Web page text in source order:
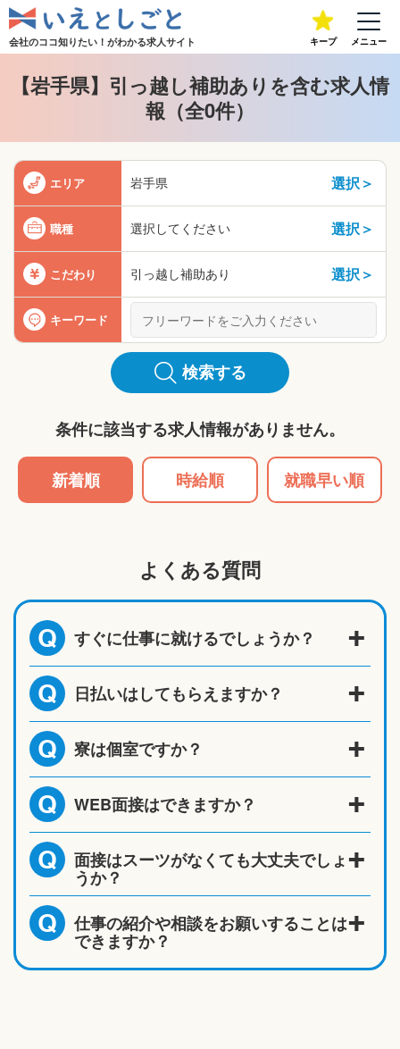
会社のココ知りたい！がわかる求人サイト キープ メニュー
【岩手県】引っ越し補助ありを含む求人情
報（全0件）
エリア 岩手県 選択＞
職種 選択してください 選択＞
こだわり 引っ越し補助あり 選択＞
キーワード
検索する
条件に該当する求人情報がありません。
新着順 時給順 就職早い順
よくある質問
Q すぐに仕事に就けるでしょうか？
Q 日払いはしてもらえますか？
Q 寮は個室ですか？
Q WEB面接はできますか？
Q 面接はスーツがなくても大丈夫でしょ
うか？
Q 仕事の紹介や相談をお願いすることは
できますか？